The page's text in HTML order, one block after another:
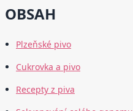
OBSAH
Plzeňské pivo
Cukrovka a pivo
Recepty z piva